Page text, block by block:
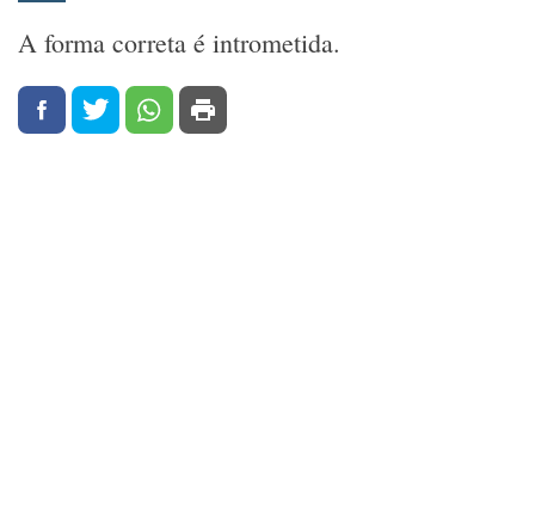
A forma correta é intrometida.